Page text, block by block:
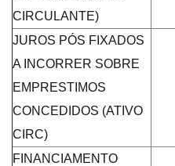
CIRCULANTE)
JUROS PÓS FIXADOS
A INCORRER SOBRE
EMPRESTIMOS
CONCEDIDOS (ATIVO
CIRC)
FINANCIAMENTO